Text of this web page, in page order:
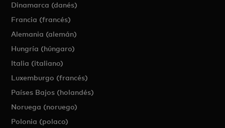
Dinamarca (danés)
Francia (francés)
Alemania (alemán)
Hungría (húngaro)
Italia (italiano)
Luxemburgo (francés)
Países Bajos (holandés)
Noruega (noruego)
Polonia (polaco)